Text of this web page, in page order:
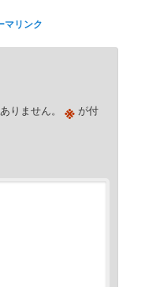
マリンク
りません。 ※ が付